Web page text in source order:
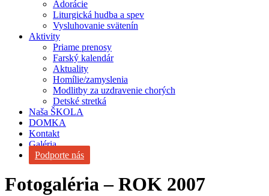
Adorácie
Liturgická hudba a spev
Vysluhovanie svätenín
Aktivity
Priame prenosy
Farský kalendár
Aktuality
Homílie/zamyslenia
Modlitby za uzdravenie chorých
Detské stretká
Naša ŠKOLA
DOMKA
Kontakt
Galéria
Podporte nás
Fotogaléria – ROK 2007